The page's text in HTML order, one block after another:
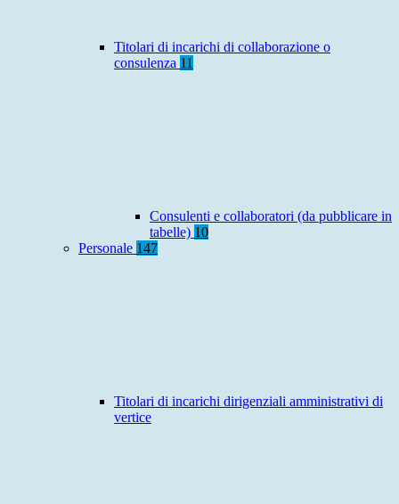
Titolari di incarichi di collaborazione o
consulenza 11
Consulenti e collaboratori (da pubblicare in
tabelle) 10
Personale 147
Titolari di incarichi dirigenziali amministrativi di
vertice